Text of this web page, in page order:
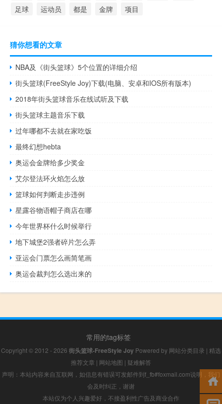
足球
运动员 都是 金牌 项目
猜你想看的文章
NBA及《街头篮球》5个位置的详细介绍
街头篮球(FreeStyle Joy)下载(电脑、安卓和IOS所有版本)
2018年街头篮球音乐在线试听及下载
街头篮球主题音乐下载
过年哪都不去就在家吃饭
最终幻想hebta
奥运会金牌给多少奖金
艾尔登法环火焰怎么放
篮球如何判断走步违例
星露谷物语帽子商店在哪
今年世界杯什么时候举行
地下城堡2强者碎片怎么弄
亚运会门票怎么画简笔画
奥运会裁判怎么选出来的
常用的tag标签
Copyright © 2012 - 2026 街头篮球-FreeStyle Joy Powered by 网站分类目录 | 精选
推荐文章 | 网站地图 | 疑难解答
声明：本站内容来自互联网，如信息有错误可发邮件到f_fb#foxmail.com说明，我们
会及时纠正，谢谢
本站仅为个人兴趣爱好，不接盈利性广告及商业合作